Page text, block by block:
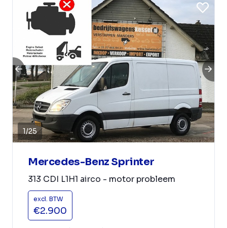
1/25
Mercedes-Benz Sprinter
313 CDI L1H1 airco - motor probleem
excl. BTW
€2.900